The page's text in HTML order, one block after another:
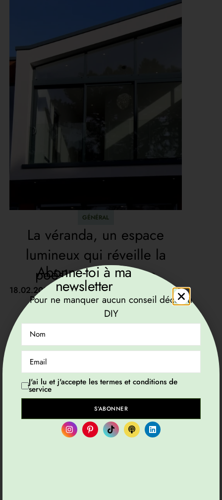
GÉNÉRAL
La véranda, un espace
lumineux qui réveille la
poésie du quotidien
18.02.2026 byViviane G
Abonne-toi à ma
newsletter
Pour ne manquer aucun conseil déco ou
DIY
J'ai lu et j'accepte les termes et conditions de
service
S’ABONNER